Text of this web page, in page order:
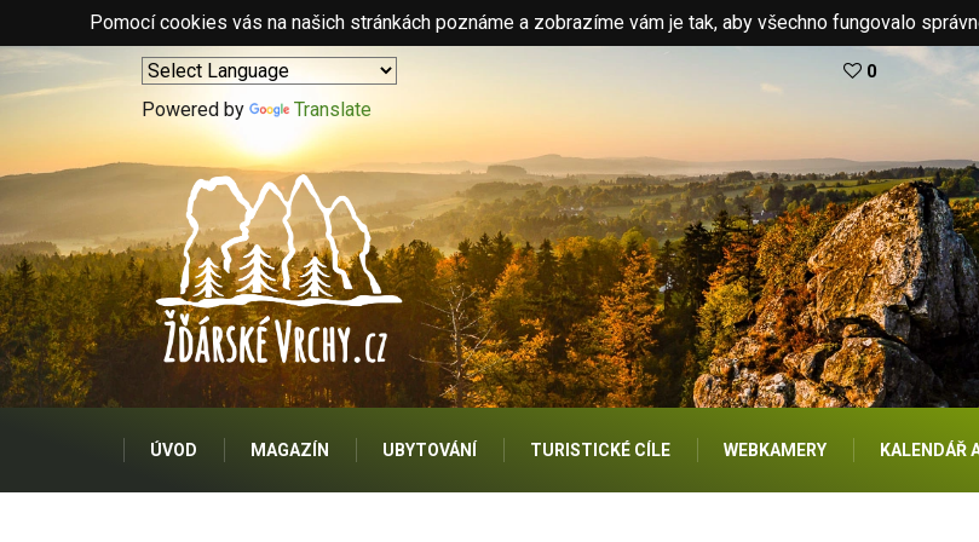
Pomocí cookies vás na našich stránkách poznáme a zobrazíme vám je tak, aby všechno fungovalo
Powered by Translate
0
ÚVOD MAGAZÍN UBYTOVÁNÍ TURISTICKÉ CÍLE WEBKAMERY KALENDÁŘ